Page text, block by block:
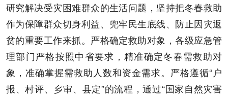
研究解决受灾困难群众的生活问题，坚持把冬春救助
作为保障群众切身利益、兜牢民生底线、防止因灾返
贫的重要工作来抓。严格确定救助对象，各级应急管
理部门严格按照中省要求，精准确定冬春需救助对
象，准确掌握需救助人数和资金需求。严格遵循“户
报、村评、乡审、县定”的流程，通过“国家自然灾害